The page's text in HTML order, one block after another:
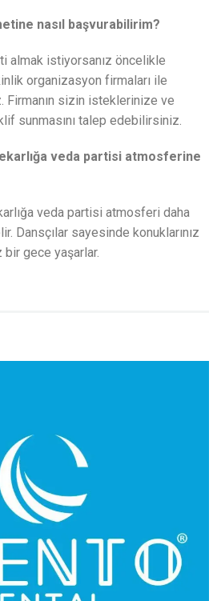
nasıl başvurabilirim?
almak istiyorsanız öncelikle
organizasyon firmaları ile
sizin isteklerinize ve
sunmasını talep edebilirsiniz.
veda partisi atmosferine
veda partisi atmosferi daha
Dansçılar sayesinde konuklarınız
gece yaşarlar.